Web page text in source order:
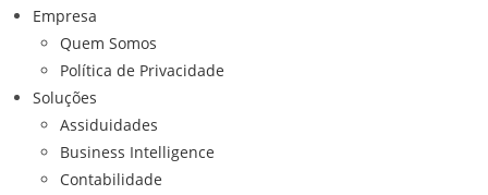
Empresa
Quem Somos
Política de Privacidade
Soluções
Assiduidades
Business Intelligence
Contabilidade